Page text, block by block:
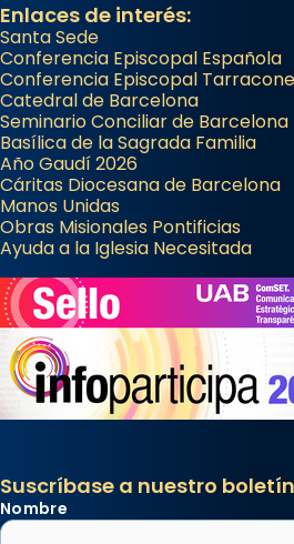
Enlaces de interés:
Santa Sede
Conferencia Episcopal Española
Conferencia Episcopal
Catedral de Barcelona
Seminario Conciliar de Barcelona
Basílica de la Sagrada Familia
Año Gaudí 2026
Cáritas Diocesana de Barcelona
Manos Unidas
Obras Misionales Pontificias
Ayuda a la Iglesia Necesitada
Suscríbase a nuestro
Nombre